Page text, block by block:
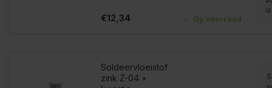
€12,34 Op voorraad
Soldeervloeistof
zink Z-04 +